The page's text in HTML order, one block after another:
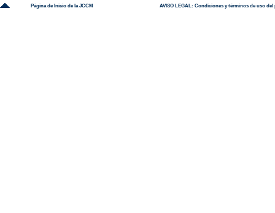
Página de Inicio de la JCCM AVISO LEGAL: Condiciones y términos de uso del